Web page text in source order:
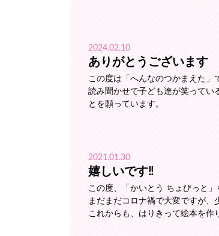
2024.02.10
ありがとうございます
この度は「へんなのつかまえた」
読み聞かせで子ども達が笑ってい
とを願っています。
2021.01.30
嬉しいです‼️
この度、「かいとう ちょびっと
まだまだコロナ禍で大変ですが、
これからも、はりきって絵本を作